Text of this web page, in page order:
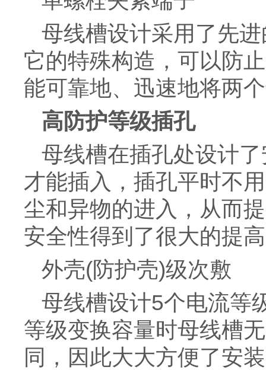
母线槽设计采用了先
它的特殊构造，可以防
能可靠地、迅速地将两
高防护等级插孔
母线槽在插孔处设计
才能插入，插孔平时不
尘和异物的进入，从而
安全性得到了很大的提
外壳(防护壳)级次敷
母线槽设计5个电流等
等级变换容量时母线槽
同，因此大大方便了安